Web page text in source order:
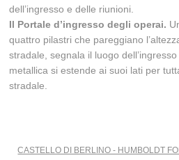
dell’ingresso e delle riunioni.
Il Portale d’ingresso degli operai.
quattro pilastri che pareggiano
stradale, segnala il luogo
metallica si estende ai suoi lati per
stradale.
Salta
CASTELLO DI BERLINO - HUMBOLDT